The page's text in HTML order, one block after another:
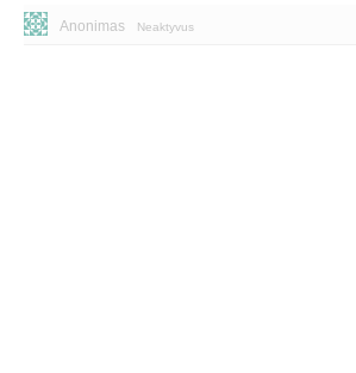
Anonimas Neaktyvus